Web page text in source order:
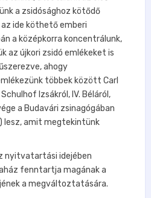
a zsidósághoz kötődő
ide köthető emberi
a középkorra koncentrálunk,
az újkori zsidó emlékeket is
ahogy
többek között Carl
Izsákról, IV. Béláról,
a Budavári zsinagógában
lesz, amit megtekintünk
nyitvatartási idejében
fenntartja magának a
a megváltoztatására.